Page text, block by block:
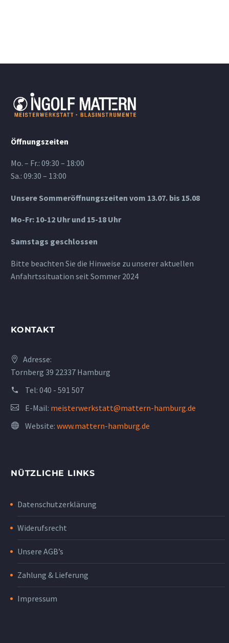
Öffnungszeiten
Mo. – Fr.: 09:30 – 18:00
Sa.: 09:30 – 13:00
Unsere Sommeröffnungszeiten vom 13.07. bis 15.08
Mo-Fr: 10-12 Uhr und 15-18 Uhr
Samstags geschlossen
Bitte beachten Sie die Hinweise zu unserer aktuellen
Anfahrtssituation seit Sommer 2024
KONTAKT
Adresse:
Tornberg 39 22337 Hamburg
Tel: 040 - 591 507
E-Mail: meisterwerkstatt@mattern-hamburg.de
Website: www.mattern-hamburg.de
NÜTZLICHE LINKS
Datenschutzerklärung
Widerufsrecht
Unsere AGB’s
Zahlung & Lieferung
Impressum